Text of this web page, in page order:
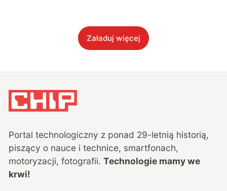
Załaduj więcej
Portal technologiczny z ponad 29-letnią historią,
piszący o nauce i technice, smartfonach,
motoryzacji, fotografii. Technologie mamy we
krwi!